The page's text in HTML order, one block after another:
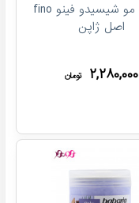
ماسک مو شیسیدو فینو fino
اصل ژاپن
۲,۲۸۰,۰۰۰ تومان